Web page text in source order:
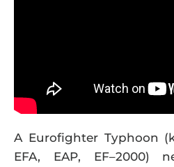
A Eurofighter Typhoon
EFA, EAP, EF–2000)